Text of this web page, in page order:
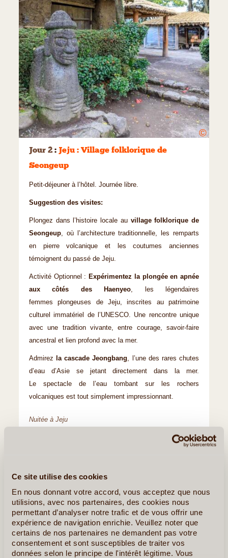
Ce site utilise des cookies
En nous donnant votre accord, vous acceptez que nous
utilisions, avec nos partenaires, des cookies nous
permettant d’analyser notre trafic et de vous offrir une
expérience de navigation enrichie. Veuillez noter que
certains de nos partenaires ne demandent pas votre
consentement et sont susceptibles de traiter vos
données selon le principe de l'intérêt légitime. Vous
©
Jour 2 : Jeju : Village folklorique de
Seongeup
Petit-déjeuner à l’hôtel. Journée libre.
Suggestion des visites:
Plongez dans l’histoire locale au village folklorique de
Seongeup, où l’architecture traditionnelle, les remparts
en pierre volcanique et les coutumes anciennes
témoignent du passé de Jeju.
Activité Optionnel : Expérimentez la plongée en apnée
aux côtés des Haenyeo, les légendaires
femmes plongeuses de Jeju, inscrites au patrimoine
culturel immatériel de l’UNESCO. Une rencontre unique
avec une tradition vivante, entre courage, savoir-faire
ancestral et lien profond avec la mer.
Admirez la cascade Jeongbang, l’une des rares chutes
d’eau d’Asie se jetant directement dans la mer.
Le spectacle de l’eau tombant sur les rochers
volcaniques est tout simplement impressionnant.
Nuitée à Jeju